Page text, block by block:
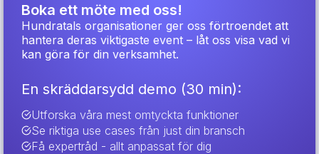
Boka ett möte med oss!
Hundratals organisationer ger oss förtroendet att
hantera deras viktigaste event – låt oss visa vad vi
kan göra för din verksamhet.
En skräddarsydd demo (30 min):
Utforska våra mest omtyckta funktioner
Se riktiga use cases från just din bransch
Få expertråd - allt anpassat för dig